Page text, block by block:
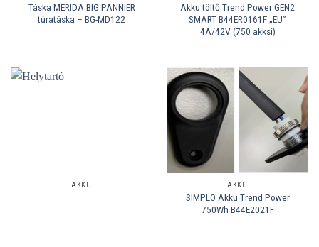
Táska MERIDA BIG PANNIER
túratáska – BG-MD122
Akku töltő Trend Power GEN2
SMART B44ER0161F „EU”
4A/42V (750 akksi)
AKKU AKKU
SIMPLO Akku Trend Power
750Wh B44E2021F